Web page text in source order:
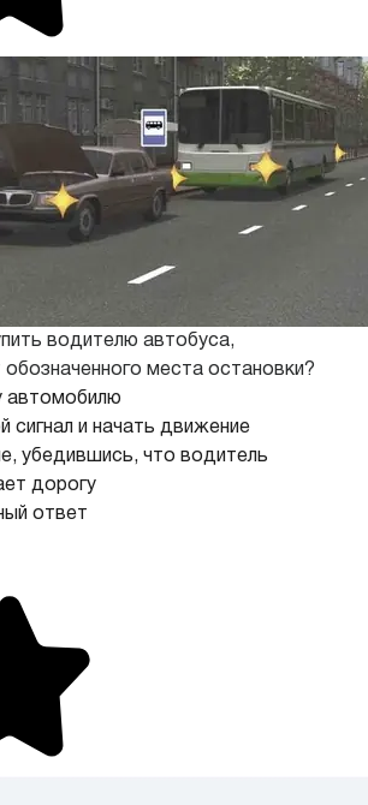
водителю автобуса,
места остановки?
автомобилю
сигнал и начать движение
убедившись, что водитель
дорогу
ответ